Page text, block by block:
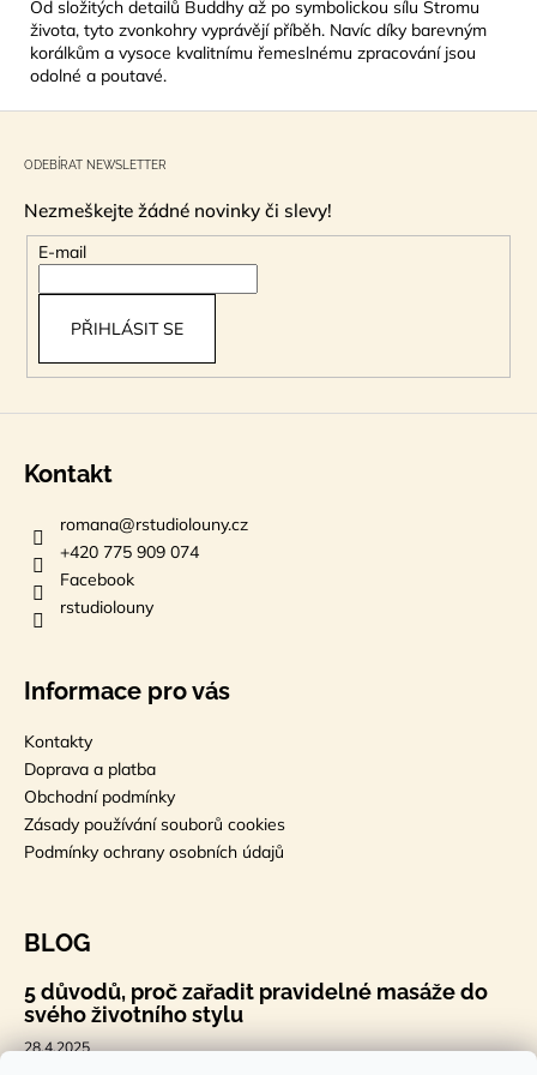
Od složitých detailů Buddhy až po symbolickou sílu Stromu
života, tyto zvonkohry vyprávějí příběh. Navíc díky barevným
korálkům a vysoce kvalitnímu řemeslnému zpracování jsou
odolné a poutavé.
ODEBÍRAT NEWSLETTER
Nezmeškejte žádné novinky či slevy!
E-mail
PŘIHLÁSIT SE
Kontakt
romana@rstudiolouny.cz
+420 775 909 074
Facebook
rstudiolouny
Informace pro vás
Kontakty
Doprava a platba
Obchodní podmínky
Zásady používání souborů cookies
Podmínky ochrany osobních údajů
BLOG
5 důvodů, proč zařadit pravidelné masáže do
svého životního stylu
28.4.2025